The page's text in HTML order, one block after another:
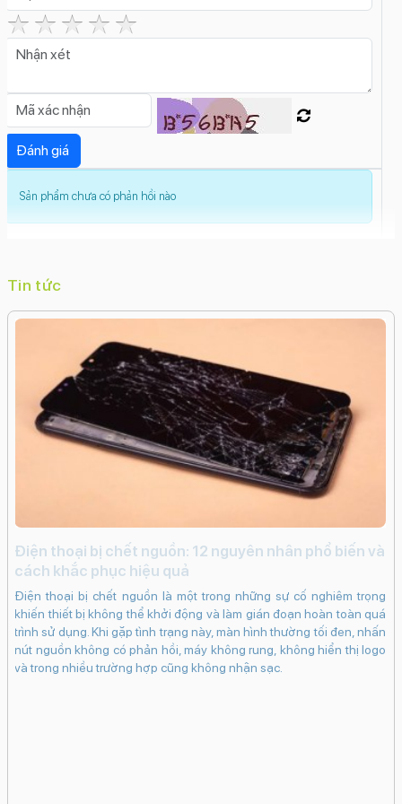
Tính năng camera sau:
Zoom quang họcZoom kỹ thuật sốXóa phôngTrôi
nhanh thời gian (Time Lapse)
Motion)
Live Photos Góc siêu rộng (Ultrawide)
rộng (Wide)
Dolby Vision HDRDeep
Fusion
động (Action Mode)
màuBan đêm (Night Mode)Photonic Engine
12 MP
Tính năng camera trước:
HDR 4Retina FlashQuay video Full HD
4KQuay chậm (Slow Motion)Nhãn dán (AR
Stickers)Live PhotosDeep FusionCinematic
Chụp
đêmChế độ chân dungBộ lọc màuTrueDepth
Công nghệ màn hình:
Super Retina XDR (1284 x 2778 Pixels)
Màn hình rộng:
6.7" - Tần số quét60 Hz
Độ sáng tối đa:
1200 nits
Mặt kính cảm ứng:
Kính cường lực Ceramic Shield
Sản phẩm chưa có phản hồi nào
Tin tức
Điện thoại bị chết nguồn: 12 nguyên nhân phổ biến và
cách khắc phục hiệu quả
Điện thoại bị chết nguồn là một trong những sự cố nghiêm trọng
khiến thiết bị không thể khởi động và làm gián đoạn hoàn toàn quá
trình sử dụng. Khi gặp tình trạng này, màn hình thường tối đen, nhấn
nút nguồn không có phản hồi, máy không rung, không hiển thị logo
và trong nhiều trường hợp cũng không nhận sạc.